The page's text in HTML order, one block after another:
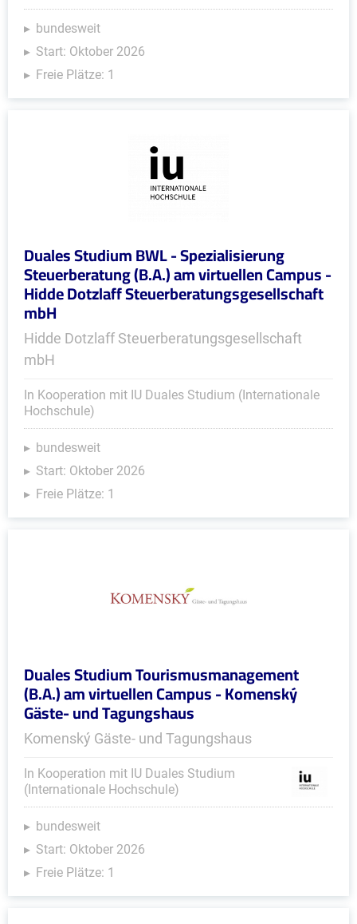
bundesweit
Start: Oktober 2026
Freie Plätze: 1
Duales Studium BWL - Spezialisierung
Steuerberatung (B.A.) am virtuellen Campus -
Hidde Dotzlaff Steuerberatungsgesellschaft
mbH
Hidde Dotzlaff Steuerberatungsgesellschaft
mbH
In Kooperation mit IU Duales Studium (Internationale
Hochschule)
bundesweit
Start: Oktober 2026
Freie Plätze: 1
Duales Studium Tourismusmanagement
(B.A.) am virtuellen Campus - Komenský
Gäste- und Tagungshaus
Komenský Gäste- und Tagungshaus
In Kooperation mit IU Duales Studium
(Internationale Hochschule)
bundesweit
Start: Oktober 2026
Freie Plätze: 1